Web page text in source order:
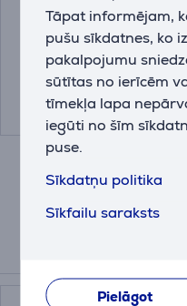
Tāpat informējam,
pušu sīkdatnes, ko
pakalpojumu
sūtītas no ierīcēm
tīmekļa lapa
iegūti no šīm
puse.
Sīkdatņu politika
Sīkfailu saraksts
Pielāgot
00126858
Cena:
9.99 €